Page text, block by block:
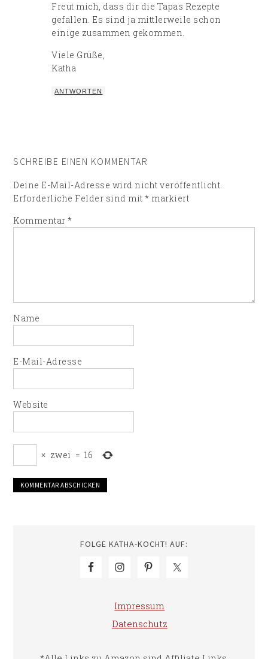
Freut mich, dass dir die Tapas Rezepte
gefallen. Es sind ja mittlerweile schon
einige zusammen gekommen.
Viele Grüße,
Katha
ANTWORTEN
SCHREIBE EINEN KOMMENTAR
Deine E-Mail-Adresse wird nicht veröffentlicht.
Erforderliche Felder sind mit* markiert
Kommentar*
Name
E-Mail-Adresse
Website
× zwei = 16
FOLGE KATHA-KOCHT! AUF:
Impressum
Datenschutz